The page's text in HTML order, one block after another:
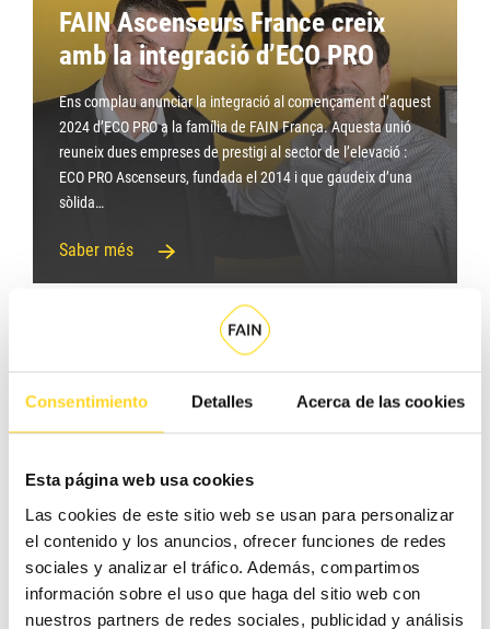
Consentimiento Detalles Acerca de las cookies
Esta página web usa cookies
Las cookies de este sitio web se usan para personalizar
el contenido y los anuncios, ofrecer funciones de redes
sociales y analizar el tráfico. Además, compartimos
información sobre el uso que haga del sitio web con
nuestros partners de redes sociales, publicidad y análisis
FAIN Ascenseurs France creix
amb la integració d’ECO PRO
Ens complau anunciar la integració al començament d’aquest
2024 d’ECO PRO a la família de FAIN França. Aquesta unió
reuneix dues empreses de prestigi al sector de l’elevació :
ECO PRO Ascenseurs, fundada el 2014 i que gaudeix d’una
sòlida…
Saber més
to Cradle per al seu ascensor ION
i l’estén a l’Adapt
El 2021 us comptàvem per primera vegada que el nostre
ascensor ION havia obtingut la Certificació «Cradle to Cradle»
(C2C) . Any rere any hem fet esforços per renovar aquest